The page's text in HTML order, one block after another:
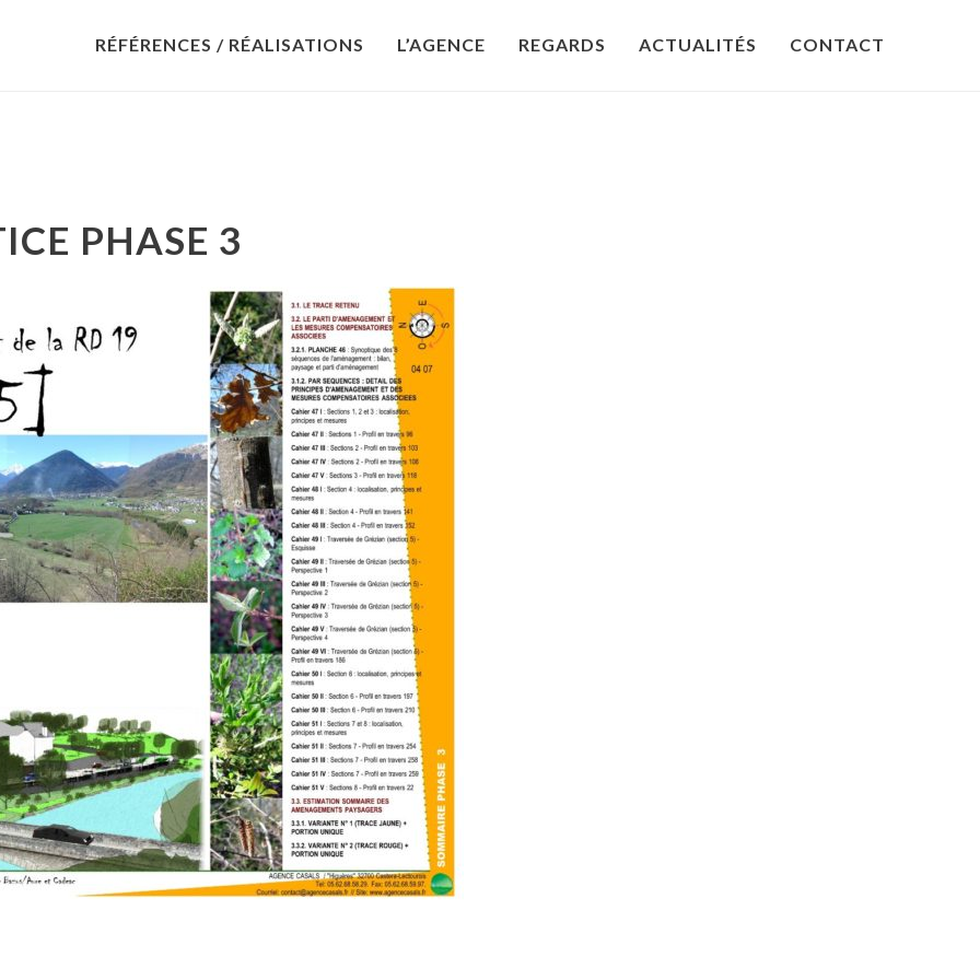
RÉFÉRENCES / RÉALISATIONS L’AGENCE REGARDS ACTUALITÉS CONTACT
PHASE 3